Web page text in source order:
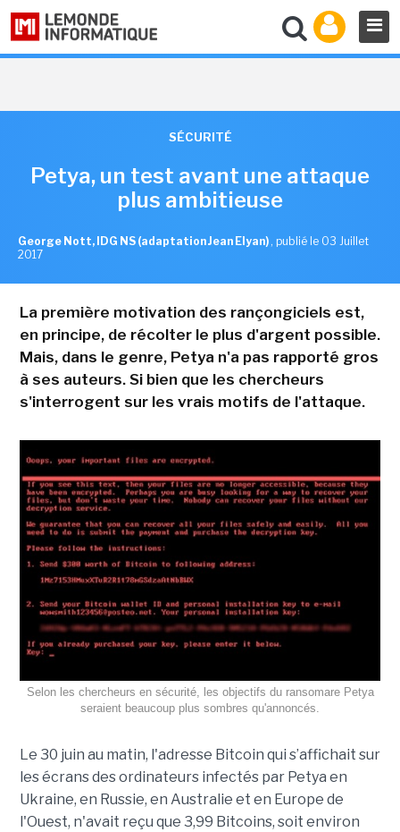
SÉCURITÉ
Petya, un test avant une attaque
plus ambitieuse
George Nott, IDG NS (adaptation Jean Elyan) , publié le 03 Juillet
2017
La première motivation des rançongiciels est,
en principe, de récolter le plus d'argent possible.
Mais, dans le genre, Petya n'a pas rapporté gros
à ses auteurs. Si bien que les chercheurs
s'interrogent sur les vrais motifs de l'attaque.
Selon les chercheurs en sécurité, les objectifs du ransomare Petya
seraient beaucoup plus sombres qu'annoncés.
Le 30 juin au matin, l'adresse Bitcoin qui s’affichait sur
les écrans des ordinateurs infectés par Petya en
Ukraine, en Russie, en Australie et en Europe de
l'Ouest, n'avait reçu que 3,99 Bitcoins, soit environ